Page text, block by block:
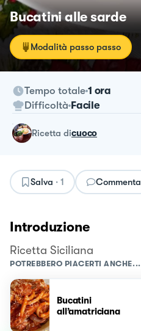
Bucatini alle sarde
Modalità passo passo
Tempo totale 1 ora
Difficoltà Facile
ricetta dicuoco
Salva · 1 Commenta
Introduzione
Ricetta Siciliana
POTREBBERO PIACERTI ANCHE...
Bucatini
all’amatriciana